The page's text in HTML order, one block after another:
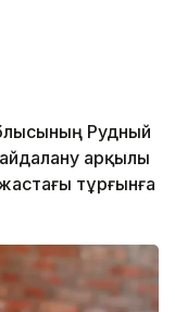
Рудный
арқылы
тұрғынға